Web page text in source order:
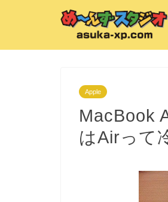
Apple
MacBook
はAirって